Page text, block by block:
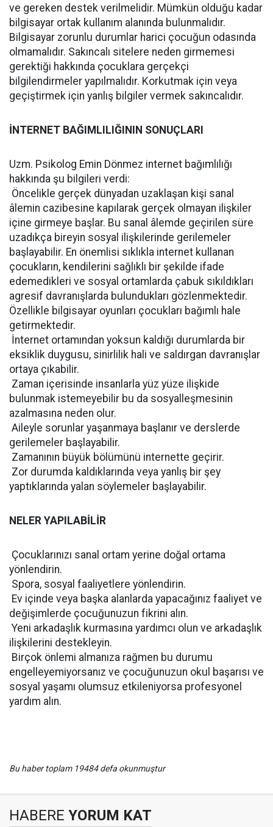
ve gereken destek verilmelidir. Mümkün olduğu kadar
bilgisayar ortak kullanım alanında bulunmalıdır.
Bilgisayar zorunlu durumlar harici çocuğun odasında
olmamalıdır. Sakıncalı sitelere neden girmemesi
gerektiği hakkında çocuklara gerçekçi
bilgilendirmeler yapılmalıdır. Korkutmak için veya
geçiştirmek için yanlış bilgiler vermek sakıncalıdır.
İNTERNET BAĞIMLILIĞININ SONUÇLARI
Uzm. Psikolog Emin Dönmez internet bağımlılığı
hakkında şu bilgileri verdi:
 Öncelikle gerçek dünyadan uzaklaşan kişi sanal
âlemin cazibesine kapılarak gerçek olmayan ilişkiler
içine girmeye başlar. Bu sanal âlemde geçirilen süre
uzadıkça bireyin sosyal ilişkilerinde gerilemeler
başlayabilir. En önemlisi sıklıkla internet kullanan
çocukların, kendilerini sağlıklı bir şekilde ifade
edemedikleri ve sosyal ortamlarda çabuk sıkıldıkları
agresif davranışlarda bulundukları gözlenmektedir.
Özellikle bilgisayar oyunları çocukları bağımlı hale
getirmektedir.
 İnternet ortamından yoksun kaldığı durumlarda bir
eksiklik duygusu, sinirlilik hali ve saldırgan davranışlar
ortaya çıkabilir.
 Zaman içerisinde insanlarla yüz yüze ilişkide
bulunmak istemeyebilir bu da sosyalleşmesinin
azalmasına neden olur.
 Aileyle sorunlar yaşanmaya başlanır ve derslerde
gerilemeler başlayabilir.
 Zamanının büyük bölümünü internette geçirir.
 Zor durumda kaldıklarında veya yanlış bir şey
yaptıklarında yalan söylemeler başlayabilir.
NELER YAPILABİLİR
 Çocuklarınızı sanal ortam yerine doğal ortama
yönlendirin.
 Spora, sosyal faaliyetlere yönlendirin.
 Ev içinde veya başka alanlarda yapacağınız faaliyet ve
değişimlerde çocuğunuzun fikrini alın.
 Yeni arkadaşlık kurmasına yardımcı olun ve arkadaşlık
ilişkilerini destekleyin.
 Birçok önlemi almanıza rağmen bu durumu
engelleyemiyorsanız ve çocuğunuzun okul başarısı ve
sosyal yaşamı olumsuz etkileniyorsa profesyonel
yardım alın.
Bu haber toplam 19484 defa okunmuştur
HABERE YORUM KAT